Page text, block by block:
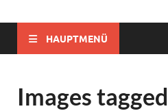
HAUPTMENÜ
Images